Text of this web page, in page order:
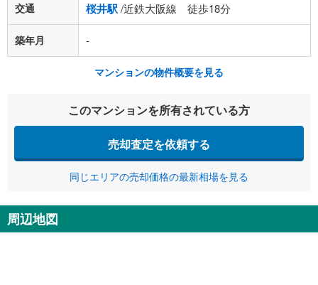
交通 桜井駅/近鉄大阪線 徒歩18分
築年月 -
マンションの物件概要を見る
このマンションを所有されている方
売却査定を依頼する
同じエリアの売却価格の最新相場を見る
周辺地図